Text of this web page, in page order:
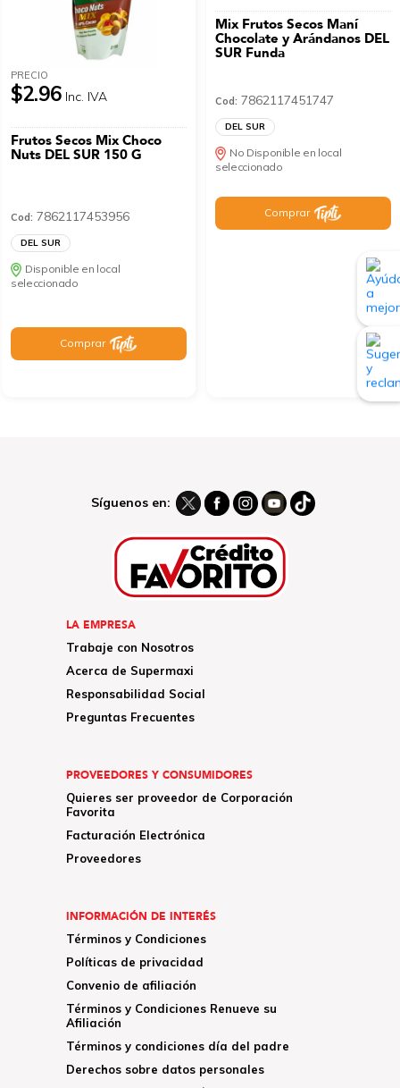
PRECIO
$2.96 Inc. IVA
Frutos Secos Mix Choco
Nuts DEL SUR 150 G
Cod: 7862117453956
DEL SUR
Disponible en local
seleccionado
Comprar
Mix Frutos Secos Maní
Chocolate y Arándanos DEL
SUR Funda
Cod: 7862117451747
DEL SUR
No Disponible en local
seleccionado
Comprar
Síguenos en:
LA EMPRESA
Trabaje con Nosotros
Acerca de Supermaxi
Responsabilidad Social
Preguntas Frecuentes
PROVEEDORES Y CONSUMIDORES
Quieres ser proveedor de Corporación
Favorita
Facturación Electrónica
Proveedores
INFORMACIÓN DE INTERÉS
Términos y Condiciones
Políticas de privacidad
Convenio de afiliación
Términos y Condiciones Renueve su
Afiliación
Términos y condiciones día del padre
Derechos sobre datos personales